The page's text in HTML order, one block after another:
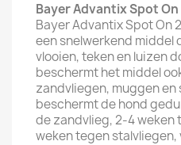
Bayer Advantix Spot O
Bayer Advantix Spot On
een snelwerkend middel
vlooien, teken en luizen
beschermt het middel
zandvliegen, muggen
beschermt de hond
de zandvlieg, 2-4 weken
weken tegen stalvliegen,